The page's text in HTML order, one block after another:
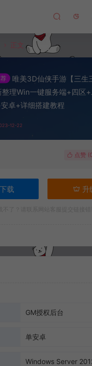
正文
唯美3D仙侠手游【三生
整理Win一键服务端+四区
卓+详细搭建教程
12-22
点赞 (
载 升
GM授权后台
单安卓
Windows Server